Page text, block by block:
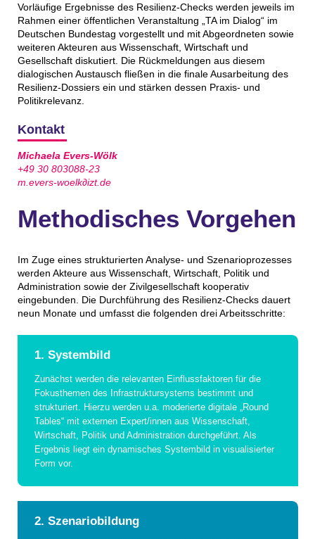
Vorläufige Ergebnisse des Resilienz-Checks werden jeweils im
Rahmen einer öffentlichen Veranstaltung „TA im Dialog“ im
Deutschen Bundestag vorgestellt und mit Abgeordneten sowie
weiteren Akteuren aus Wissenschaft, Wirtschaft und
Gesellschaft diskutiert. Die Rückmeldungen aus diesem
dialogischen Austausch fließen in die finale Ausarbeitung des
Resilienz-Dossiers ein und stärken dessen Praxis- und
Politikrelevanz.
Kontakt
Michaela Evers-Wölk
+49 30 803088-23
m.evers-woelk∂izt.de
Methodisches Vorgehen
Im Zuge eines strukturierten Analyse- und Szenarioprozesses
werden Akteure aus Wissenschaft, Wirtschaft, Politik und
Administration sowie der Zivilgesellschaft kooperativ
eingebunden. Die Durchführung des Resilienz-Checks dauert
neun Monate und umfasst die folgenden drei Arbeitsschritte:
1. Systembild
Zunächst werden die relevanten Einflussfaktoren für die
Fokusthemen des Infrastruktursystems bestimmt und
strukturiert. Hierzu werden u.a. moderierte digitale „Round
Tables“ mit externen Expert/innen aus Wissenschaft,
Wirtschaft, Politik und Administration durchgeführt. Als
Ergebnis liegt ein dynamisches Systembild in visualisierter
Form vor.
2. Szenariobildung